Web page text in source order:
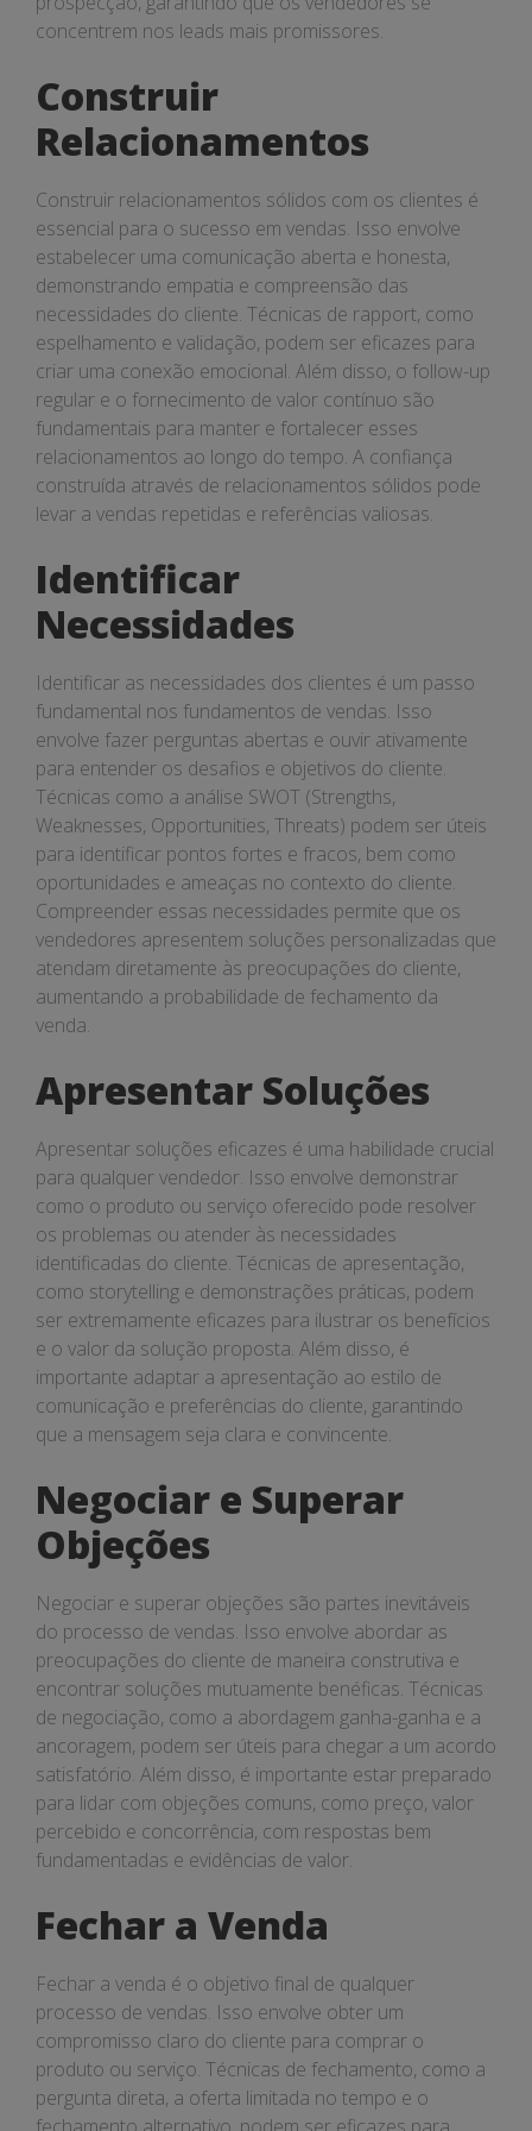
concentrem nos leads mais promissores.
Construir
Relacionamentos
Construir relacionamentos sólidos com os clientes é
essencial para o sucesso em vendas. Isso envolve
estabelecer uma comunicação aberta e honesta,
demonstrando empatia e compreensão das
necessidades do cliente. Técnicas de rapport, como
espelhamento e validação, podem ser eficazes para
criar uma conexão emocional. Além disso, o follow-up
regular e o fornecimento de valor contínuo são
fundamentais para manter e fortalecer esses
relacionamentos ao longo do tempo. A confiança
construída através de relacionamentos sólidos pode
levar a vendas repetidas e referências valiosas.
Identificar
Necessidades
Identificar as necessidades dos clientes é um passo
fundamental nos fundamentos de vendas. Isso
envolve fazer perguntas abertas e ouvir ativamente
para entender os desafios e objetivos do cliente.
Técnicas como a análise SWOT (Strengths,
Weaknesses, Opportunities, Threats) podem ser úteis
para identificar pontos fortes e fracos, bem como
oportunidades e ameaças no contexto do cliente.
Compreender essas necessidades permite que os
vendedores apresentem soluções personalizadas que
atendam diretamente às preocupações do cliente,
aumentando a probabilidade de fechamento da
venda.
Apresentar Soluções
Apresentar soluções eficazes é uma habilidade crucial
para qualquer vendedor. Isso envolve demonstrar
como o produto ou serviço oferecido pode resolver
os problemas ou atender às necessidades
identificadas do cliente. Técnicas de apresentação,
como storytelling e demonstrações práticas, podem
ser extremamente eficazes para ilustrar os benefícios
e o valor da solução proposta. Além disso, é
importante adaptar a apresentação ao estilo de
comunicação e preferências do cliente, garantindo
que a mensagem seja clara e convincente.
Negociar e Superar
Objeções
Negociar e superar objeções são partes inevitáveis
do processo de vendas. Isso envolve abordar as
preocupações do cliente de maneira construtiva e
encontrar soluções mutuamente benéficas. Técnicas
de negociação, como a abordagem ganha-ganha e a
ancoragem, podem ser úteis para chegar a um acordo
satisfatório. Além disso, é importante estar preparado
para lidar com objeções comuns, como preço, valor
percebido e concorrência, com respostas bem
fundamentadas e evidências de valor.
Fechar a Venda
Fechar a venda é o objetivo final de qualquer
processo de vendas. Isso envolve obter um
compromisso claro do cliente para comprar o
produto ou serviço. Técnicas de fechamento, como a
pergunta direta, a oferta limitada no tempo e o